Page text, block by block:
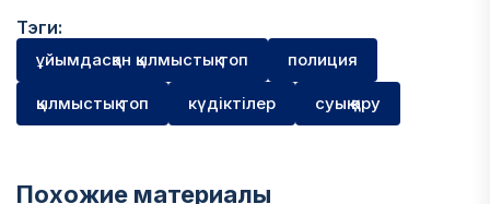
Тэги:
ұйымдасқан қылмыстық топ полиция
қылмыстық топ күдіктілер суық қару
Похожие материалы